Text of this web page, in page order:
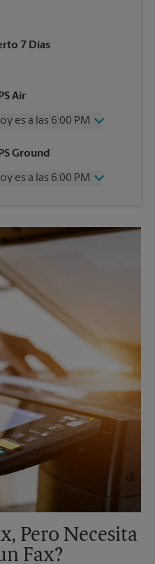
7 Días
Air
es a las 6:00 PM
Ground
es a las 6:00 PM
Pero Necesita
Fax?